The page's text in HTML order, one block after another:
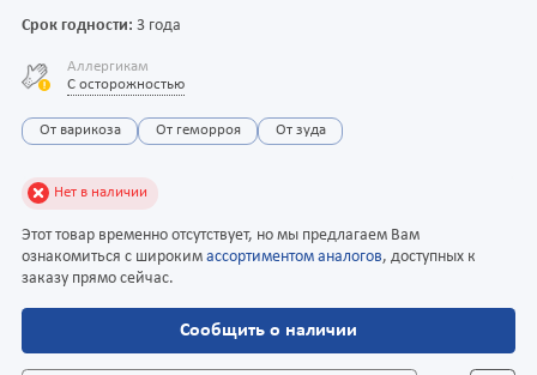
Срок годности: 3 года
Аллергикам
С осторожностью
От варикоза От геморроя От зуда
Нет в наличии
Этот товар временно отсутствует, но мы предлагаем Вам
ознакомиться с широким ассортиментом аналогов, доступных к
заказу прямо сейчас.
Сообщить о наличии